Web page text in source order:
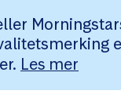
Les mer